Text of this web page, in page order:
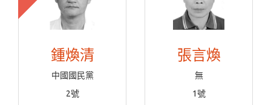
鍾煥清
中國國民黨
2號
張言煥
無
1號